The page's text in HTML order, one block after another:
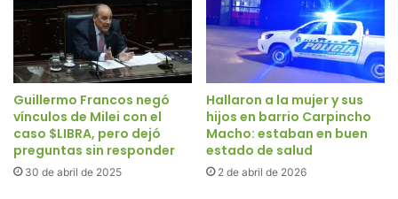
Guillermo Francos negó
vínculos de Milei con el
caso $LIBRA, pero dejó
preguntas sin responder
30 de abril de 2025
Hallaron a la mujer y sus
hijos en barrio Carpincho
Macho: estaban en buen
estado de salud
2 de abril de 2026